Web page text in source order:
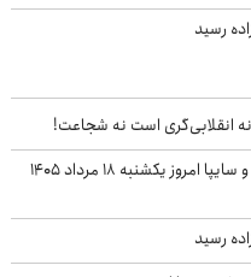
رسید
انقلابی‌گری است نه شجاعت!
تغییرات تند قیمت محصولات ایران‌خودرو و سایپا امروز یکشنبه ۱۸ مرداد ۱۴۰۵
رسید